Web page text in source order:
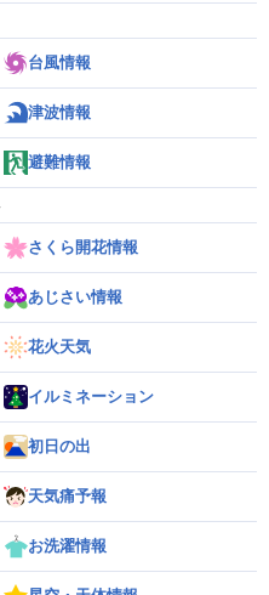
台風情報
津波情報
避難情報
さくら開花情報
あじさい情報
花火天気
イルミネーション
初日の出
天気痛予報
お洗濯情報